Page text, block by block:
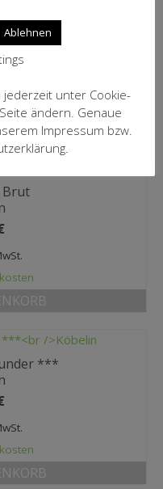
***
Brut
***
Ablehnen
jederzeit unter Cookie-
ändern. Genaue
Impressum bzw.